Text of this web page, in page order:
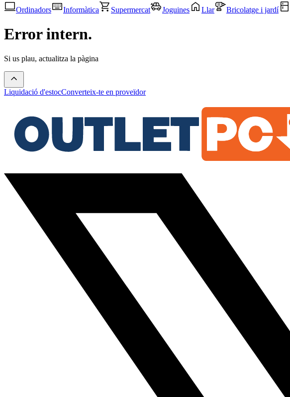
Ordinadors
Informàtica Supermercat Joguines Llar Bricolatge i jardí
Error intern.
Si us plau, actualitza la pàgina
Liquidació d'estocConverteix-te en proveïdor